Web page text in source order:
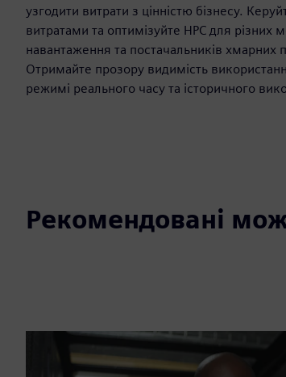
узгодити витрати з цінністю бізнесу.
витратами та оптимізуйте HPC для різних
навантаження та постачальників хмарних
Отримайте прозору видимість
режимі реального часу та історичного
Рекомендовані